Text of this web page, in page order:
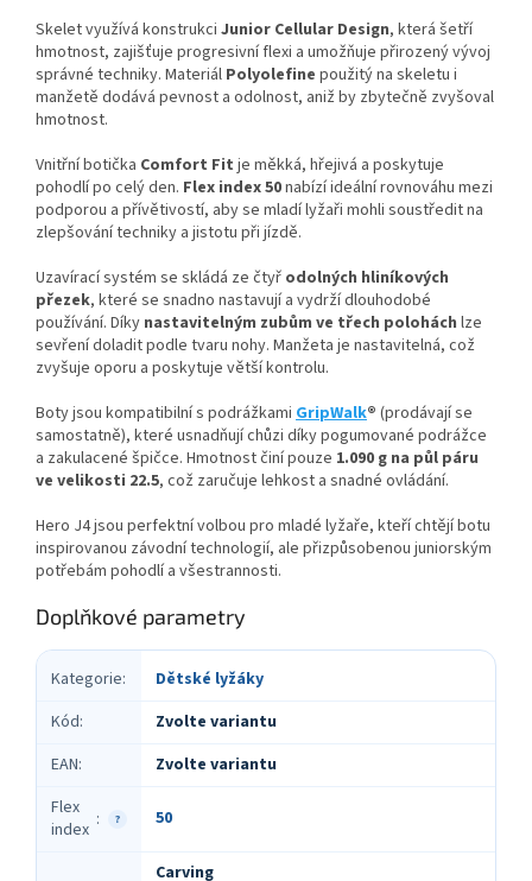
Skelet využívá konstrukci Junior Cellular Design, která šetří
hmotnost, zajišťuje progresivní flexi a umožňuje přirozený vývoj
správné techniky. Materiál Polyolefine použitý na skeletu i
manžetě dodává pevnost a odolnost, aniž by zbytečně zvyšoval
hmotnost.
Vnitřní botička Comfort Fit je měkká, hřejivá a poskytuje
pohodlí po celý den. Flex index 50nabízí ideální rovnováhu mezi
podporou a přívětivostí, aby se mladí lyžaři mohli soustředit na
zlepšování techniky a jistotu při jízdě.
Uzavírací systém se skládá ze čtyř odolných hliníkových
přezek, které se snadno nastavují a vydrží dlouhodobé
používání. Díky nastavitelným zubům ve třech polohách lze
sevření doladit podle tvaru nohy. Manžeta je nastavitelná, což
zvyšuje oporu a poskytuje větší kontrolu.
Boty jsou kompatibilní s podrážkami GripWalk® (prodávají se
samostatně), které usnadňují chůzi díky pogumované podrážce
a zakulacené špičce. Hmotnost činí pouze 1.090 g na půl páru
ve velikosti 22.5, což zaručuje lehkost a snadné ovládání.
Hero J4 jsou perfektní volbou pro mladé lyžaře, kteří chtějí botu
inspirovanou závodní technologií, ale přizpůsobenou juniorským
potřebám pohodlí a všestrannosti.
Doplňkové parametry
Kategorie:
Dětské lyžáky
Kód:
Zvolte variantu
EAN: Zvolte variantu
?
Flex
index : 50
Carving